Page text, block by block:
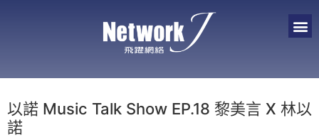
以諾 Music Talk Show EP.18 黎美言 X 林以
諾